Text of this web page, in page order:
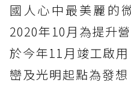
國人心中最美麗的
2020年10月為提升
於今年11月竣工啟
巒及光明起點為發